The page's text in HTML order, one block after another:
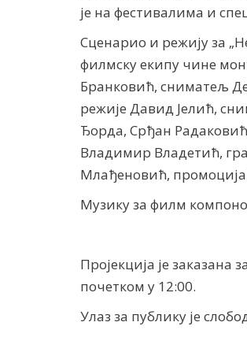
је на фестивалима и
Сценарио и режију за
филмску екипу чине
Бранковић, сниматељ
режије Давид Јелић,
Ђорда, Срђан
Владимир Владетић,
Млађеновић,
Музику за филм
Пројекција је заказана
почетком у 12:00.
Улаз за публику је